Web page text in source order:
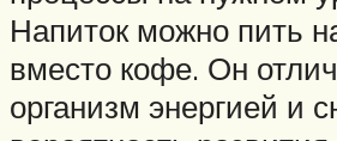
Напиток можно пить
вместо кофе. Он
организм энергией и